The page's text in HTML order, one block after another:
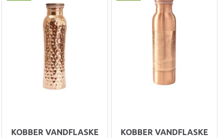
KOBBER VANDFLASKE
KOBBER VANDFLASKE